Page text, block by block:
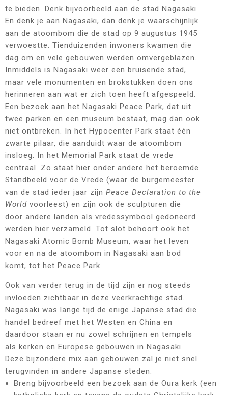
te bieden. Denk bijvoorbeeld aan de stad Nagasaki.
En denk je aan Nagasaki, dan denk je waarschijnlijk
aan de atoombom die de stad op 9 augustus 1945
verwoestte. Tienduizenden inwoners kwamen die
dag om en vele gebouwen werden omvergeblazen.
Inmiddels is Nagasaki weer een bruisende stad,
maar vele monumenten en brokstukken doen ons
herinneren aan wat er zich toen heeft afgespeeld.
Een bezoek aan het Nagasaki Peace Park, dat uit
twee parken en een museum bestaat, mag dan ook
niet ontbreken. In het Hypocenter Park staat één
zwarte pilaar, die aanduidt waar de atoombom
insloeg. In het Memorial Park staat de vrede
centraal. Zo staat hier onder andere het beroemde
Standbeeld voor de Vrede (waar de burgemeester
van de stad ieder jaar zijn Peace Declaration to the
World voorleest) en zijn ook de sculpturen die
door andere landen als vredessymbool gedoneerd
werden hier verzameld. Tot slot behoort ook het
Nagasaki Atomic Bomb Museum, waar het leven
voor en na de atoombom in Nagasaki aan bod
komt, tot het Peace Park.
Ook van verder terug in de tijd zijn er nog steeds
invloeden zichtbaar in deze veerkrachtige stad.
Nagasaki was lange tijd de enige Japanse stad die
handel bedreef met het Westen en China en
daardoor staan er nu zowel schrijnen en tempels
als kerken en Europese gebouwen in Nagasaki.
Deze bijzondere mix aan gebouwen zal je niet snel
terugvinden in andere Japanse steden.
Breng bijvoorbeeld een bezoek aan de Oura kerk (een